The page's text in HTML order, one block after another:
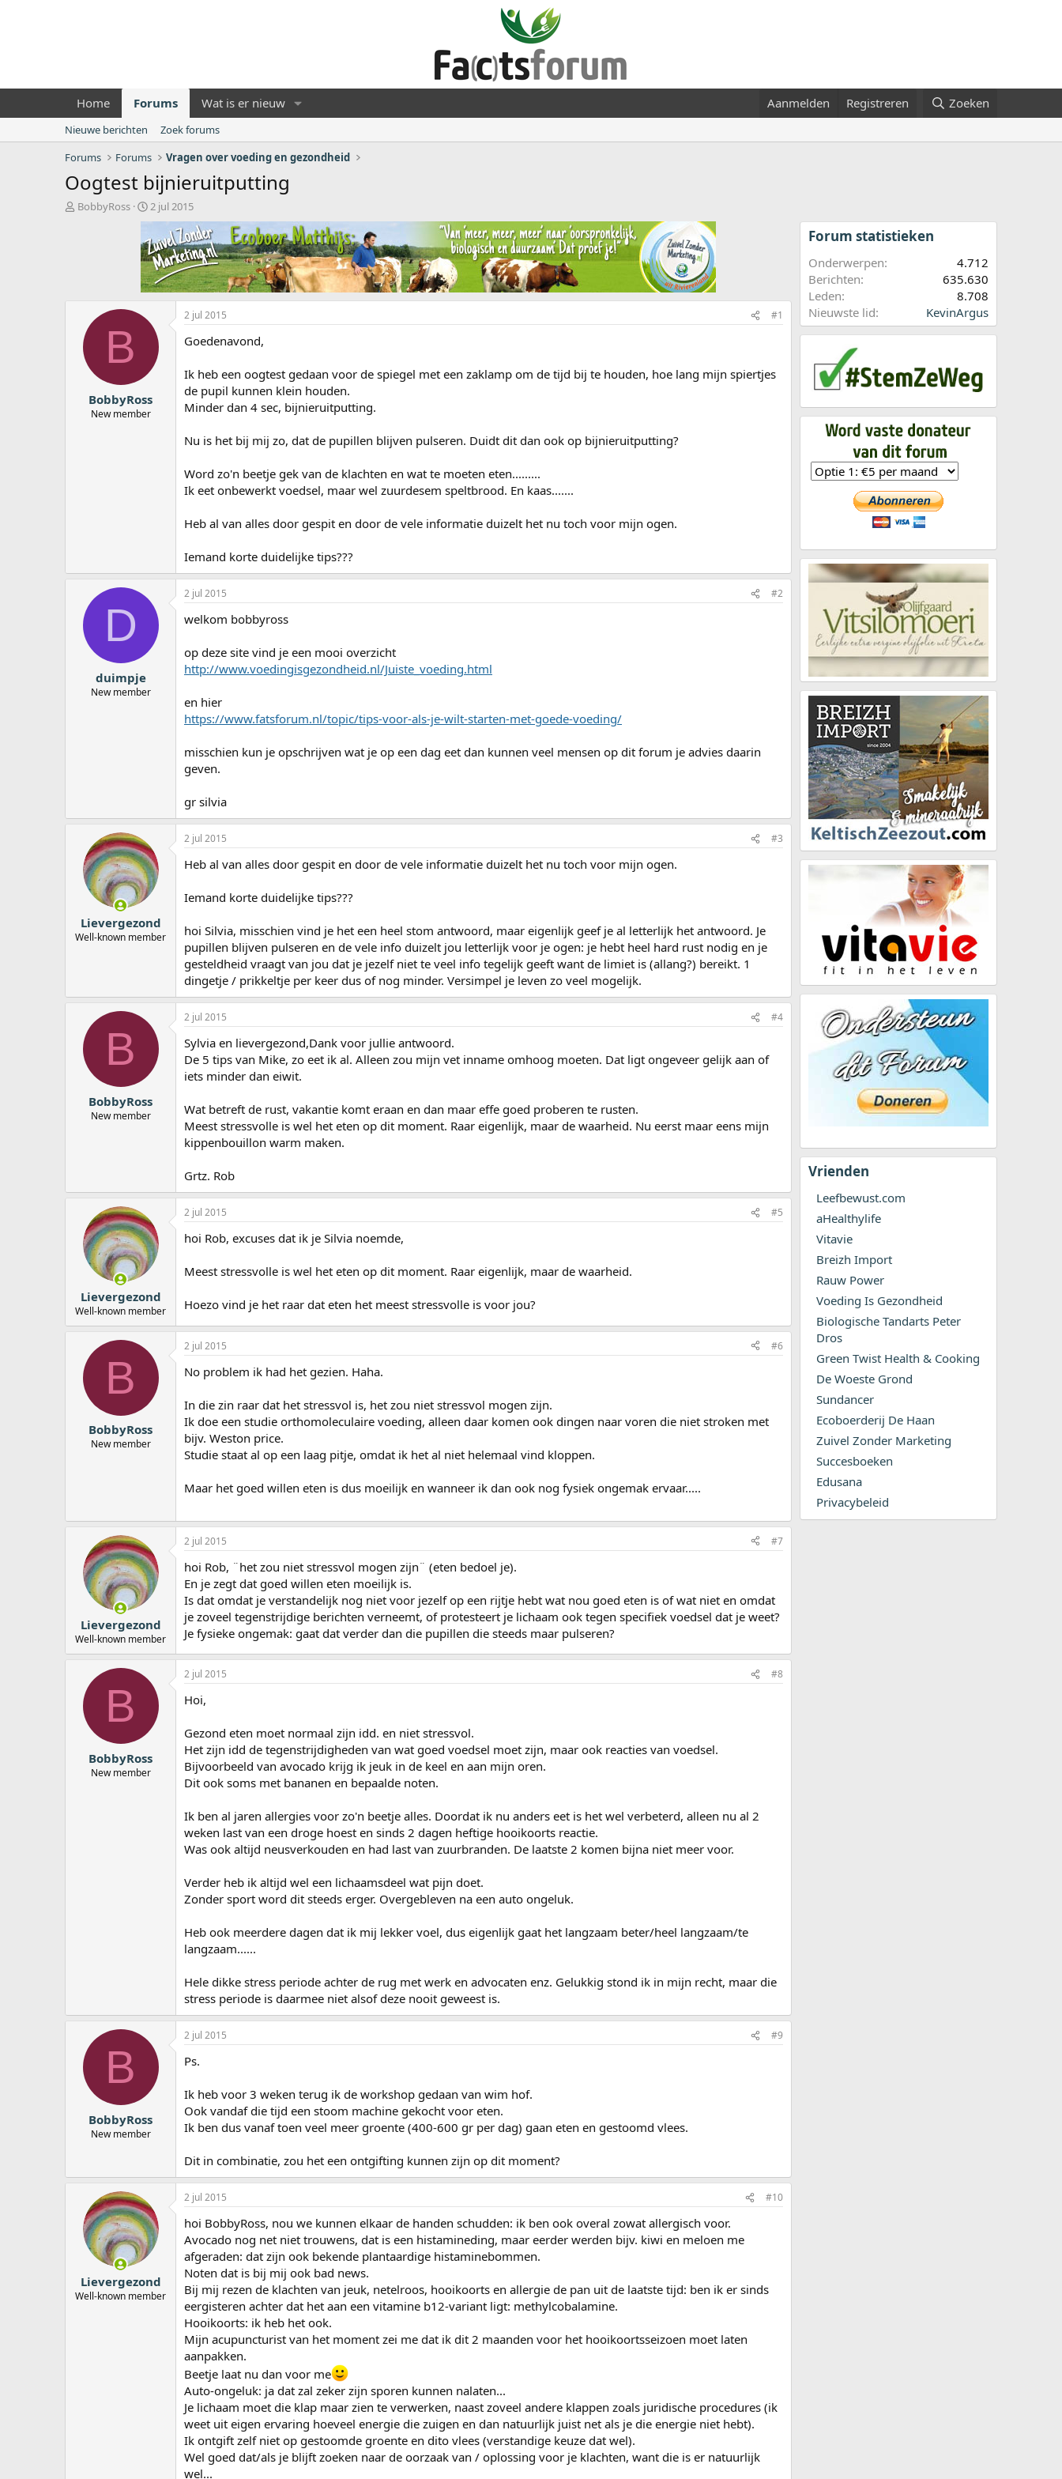
Home Forums Wat is er nieuw Aanmelden Registreren Zoeken
Nieuwe berichten
Zoek forums
Forums
Forums Vragen over voeding en gezondheid
Oogtest bijnieruitputting
O
BobbyRoss
S
t
a
r
t
d
a
u
m
2 jul 2015
B
BobbyRoss
New member
2 jul 2015 #1
Goedenavond,
Ik heb een oogtest gedaan voor de spiegel met een zaklamp om de tijd bij te houden, hoe lang mijn spiertjes
de pupil kunnen klein houden.
Minder dan 4 sec, bijnieruitputting.
Nu is het bij mij zo, dat de pupillen blijven pulseren. Duidt dit dan ook op bijnieruitputting?
Word zo'n beetje gek van de klachten en wat te moeten eten.........
Ik eet onbewerkt voedsel, maar wel zuurdesem speltbrood. En kaas.......
Heb al van alles door gespit en door de vele informatie duizelt het nu toch voor mijn ogen.
Iemand korte duidelijke tips???
D
duimpje
New member
2 jul 2015 #2
welkom bobbyross
op deze site vind je een mooi overzicht
http://www.voedingisgezondheid.nl/Juiste_voeding.html
en hier
https://www.fatsforum.nl/topic/tips-voor-als-je-wilt-starten-met-goede-voeding/
misschien kun je opschrijven wat je op een dag eet dan kunnen veel mensen op dit forum je advies daarin
geven.
gr silvia
Lievergezond
Well-known member
2 jul 2015 #3
Heb al van alles door gespit en door de vele informatie duizelt het nu toch voor mijn ogen.
Iemand korte duidelijke tips???
hoi Silvia, misschien vind je het een heel stom antwoord, maar eigenlijk geef je al letterlijk het antwoord. Je
pupillen blijven pulseren en de vele info duizelt jou letterlijk voor je ogen: je hebt heel hard rust nodig en je
gesteldheid vraagt van jou dat je jezelf niet te veel info tegelijk geeft want de limiet is (allang?) bereikt. 1
dingetje / prikkeltje per keer dus of nog minder. Versimpel je leven zo veel mogelijk.
B
BobbyRoss
New member
2 jul 2015 #4
Sylvia en lievergezond,Dank voor jullie antwoord.
De 5 tips van Mike, zo eet ik al. Alleen zou mijn vet inname omhoog moeten. Dat ligt ongeveer gelijk aan of
iets minder dan eiwit.
Wat betreft de rust, vakantie komt eraan en dan maar effe goed proberen te rusten.
Meest stressvolle is wel het eten op dit moment. Raar eigenlijk, maar de waarheid. Nu eerst maar eens mijn
kippenbouillon warm maken.
Grtz. Rob
Lievergezond
Well-known member
2 jul 2015 #5
hoi Rob, excuses dat ik je Silvia noemde,
Meest stressvolle is wel het eten op dit moment. Raar eigenlijk, maar de waarheid.
Hoezo vind je het raar dat eten het meest stressvolle is voor jou?
B
BobbyRoss
New member
2 jul 2015 #6
No problem ik had het gezien. Haha.
In die zin raar dat het stressvol is, het zou niet stressvol mogen zijn.
Ik doe een studie orthomoleculaire voeding, alleen daar komen ook dingen naar voren die niet stroken met
bijv. Weston price.
Studie staat al op een laag pitje, omdat ik het al niet helemaal vind kloppen.
Maar het goed willen eten is dus moeilijk en wanneer ik dan ook nog fysiek ongemak ervaar.....
Lievergezond
Well-known member
2 jul 2015 #7
hoi Rob, ¨het zou niet stressvol mogen zijn¨ (eten bedoel je).
En je zegt dat goed willen eten moeilijk is.
Is dat omdat je verstandelijk nog niet voor jezelf op een rijtje hebt wat nou goed eten is of wat niet en omdat
je zoveel tegenstrijdige berichten verneemt, of protesteert je lichaam ook tegen specifiek voedsel dat je weet?
Je fysieke ongemak: gaat dat verder dan die pupillen die steeds maar pulseren?
B
BobbyRoss
New member
2 jul 2015 #8
Hoi,
Gezond eten moet normaal zijn idd. en niet stressvol.
Het zijn idd de tegenstrijdigheden van wat goed voedsel moet zijn, maar ook reacties van voedsel.
Bijvoorbeeld van avocado krijg ik jeuk in de keel en aan mijn oren.
Dit ook soms met bananen en bepaalde noten.
Ik ben al jaren allergies voor zo'n beetje alles. Doordat ik nu anders eet is het wel verbeterd, alleen nu al 2
weken last van een droge hoest en sinds 2 dagen heftige hooikoorts reactie.
Was ook altijd neusverkouden en had last van zuurbranden. De laatste 2 komen bijna niet meer voor.
Verder heb ik altijd wel een lichaamsdeel wat pijn doet.
Zonder sport word dit steeds erger. Overgebleven na een auto ongeluk.
Heb ook meerdere dagen dat ik mij lekker voel, dus eigenlijk gaat het langzaam beter/heel langzaam/te
langzaam......
Hele dikke stress periode achter de rug met werk en advocaten enz. Gelukkig stond ik in mijn recht, maar die
stress periode is daarmee niet alsof deze nooit geweest is.
B
BobbyRoss
New member
2 jul 2015 #9
Ps.
Ik heb voor 3 weken terug ik de workshop gedaan van wim hof.
Ook vandaf die tijd een stoom machine gekocht voor eten.
Ik ben dus vanaf toen veel meer groente (400-600 gr per dag) gaan eten en gestoomd vlees.
Dit in combinatie, zou het een ontgifting kunnen zijn op dit moment?
Lievergezond
Well-known member
2 jul 2015 #10
hoi BobbyRoss, nou we kunnen elkaar de handen schudden: ik ben ook overal zowat allergisch voor.
Avocado nog net niet trouwens, dat is een histamineding, maar eerder werden bijv. kiwi en meloen me
afgeraden: dat zijn ook bekende plantaardige histaminebommen.
Noten dat is bij mij ook bad news.
Bij mij rezen de klachten van jeuk, netelroos, hooikoorts en allergie de pan uit de laatste tijd: ben ik er sinds
eergisteren achter dat het aan een vitamine b12-variant ligt: methylcobalamine.
Hooikoorts: ik heb het ook.
Mijn acupuncturist van het moment zei me dat ik dit 2 maanden voor het hooikoortsseizoen moet laten
aanpakken.
Beetje laat nu dan voor me
Auto-ongeluk: ja dat zal zeker zijn sporen kunnen nalaten...
Je lichaam moet die klap maar zien te verwerken, naast zoveel andere klappen zoals juridische procedures (ik
weet uit eigen ervaring hoeveel energie die zuigen en dan natuurlijk juist net als je die energie niet hebt).
Ik ontgift zelf niet op gestoomde groente en dito vlees (verstandige keuze dat wel).
Wel goed dat/als je blijft zoeken naar de oorzaak van / oplossing voor je klachten, want die is er natuurlijk
wel...
Forum statistieken
Onderwerpen
4.712
Berichten
635.630
Leden
8.708
Nieuwste lid
KevinArgus
Vrienden
Leefbewust.com
aHealthylife
Vitavie
Breizh Import
Rauw Power
Voeding Is Gezondheid
Biologische Tandarts Peter
Dros
Green Twist Health & Cooking
De Woeste Grond
Sundancer
Ecoboerderij De Haan
Zuivel Zonder Marketing
Succesboeken
Edusana
Privacybeleid